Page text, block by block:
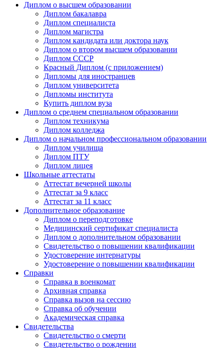
Диплом о высшем образовании
Диплом бакалавра
Диплом специалиста
Диплом магистра
Диплом кандидата или доктора наук
Диплом о втором высшем образовании
Диплом СССР
Красный Диплом (с приложением)
Дипломы для иностранцев
Диплом университета
Дипломы института
Купить диплом вуза
Диплом о среднем специальном образовании
Диплом техникума
Диплом колледжа
Диплом о начальном профессиональном oбразовании
Диплом училища
Диплом ПТУ
Диплом лицея
Школьные аттестаты
Аттестат вечерней школы
Аттестат за 9 класс
Аттестат за 11 класс
Дополнительное образование
Диплом о переподготовке
Медицинский сертификат специалиста
Диплом о дополнительном образовании
Свидетельство о повышении квалификации
Удостоверение интернатуры
Удостоверение о повышении квалификации
Справки
Справка в военкомат
Архивная справка
Справка вызов на сессию
Справка об обучении
Академическая справка
Свидетельства
Свидетельство о смерти
Свидетельство о рождении